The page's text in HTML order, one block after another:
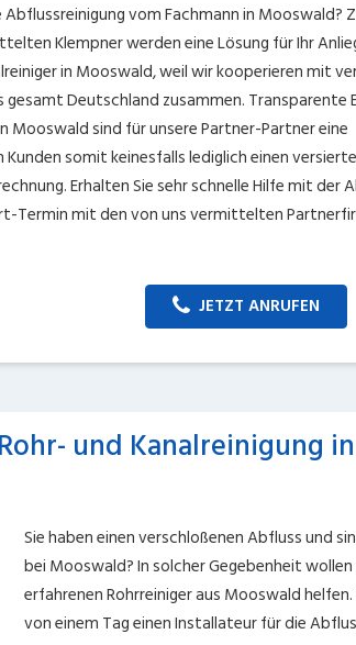
vom Fachmann in Mooswald?
Klempner werden eine Lösung für Ihr
in Mooswald, weil wir kooperieren mit
Deutschland zusammen. Transparente
sind für unsere Partner-Partner eine
somit keinesfalls lediglich einen
Erhalten Sie sehr schnelle Hilfe mit der
Termin mit den von uns vermittelten
JETZT ANRUFEN
und Kanalreinigung
Sie haben einen verschloßenen Abfluss und
bei Mooswald? In solcher Gegebenheit
erfahrenen Rohrreiniger aus Mooswald
von einem Tag einen Installateur für die